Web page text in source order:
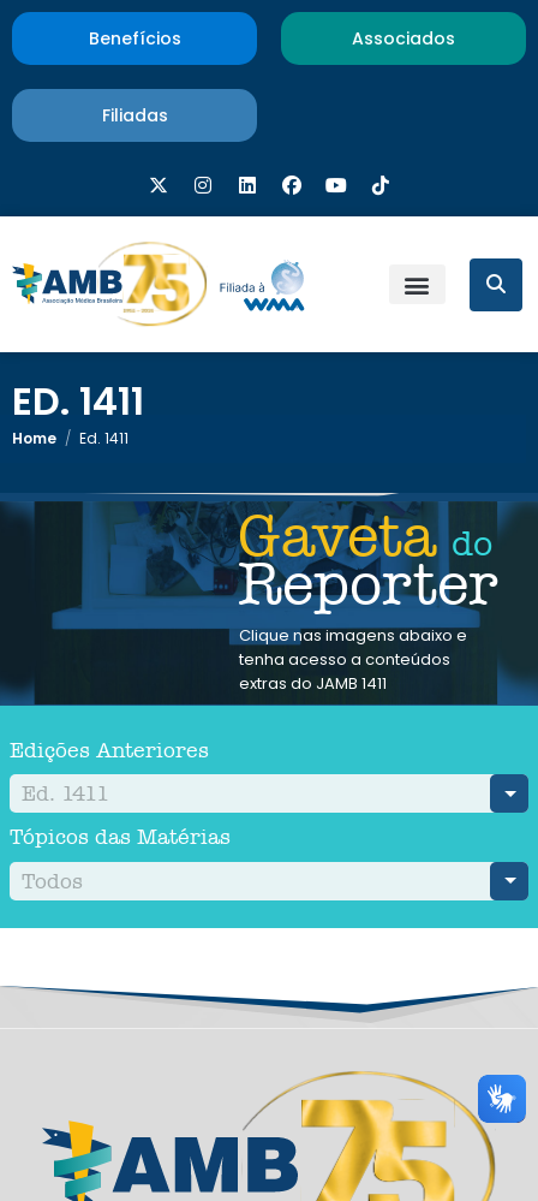
Benefícios Associados
Filiadas
ED. 1411
Home / Ed. 1411
Gaveta do
Reporter
Clique nas imagens abaixo e
tenha acesso a conteúdos
extras do JAMB 1411
Edições Anteriores
Ed. 1411
Tópicos das Matérias
Todos